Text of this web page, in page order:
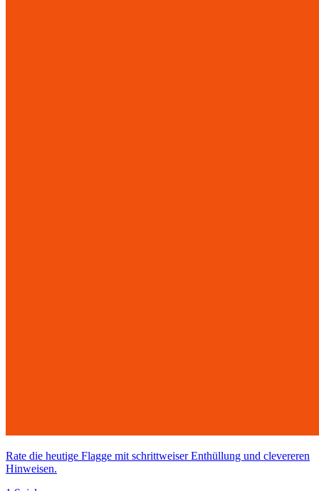
Rate die heutige Flagge mit schrittweiser Enthüllung und clevereren
Hinweisen.